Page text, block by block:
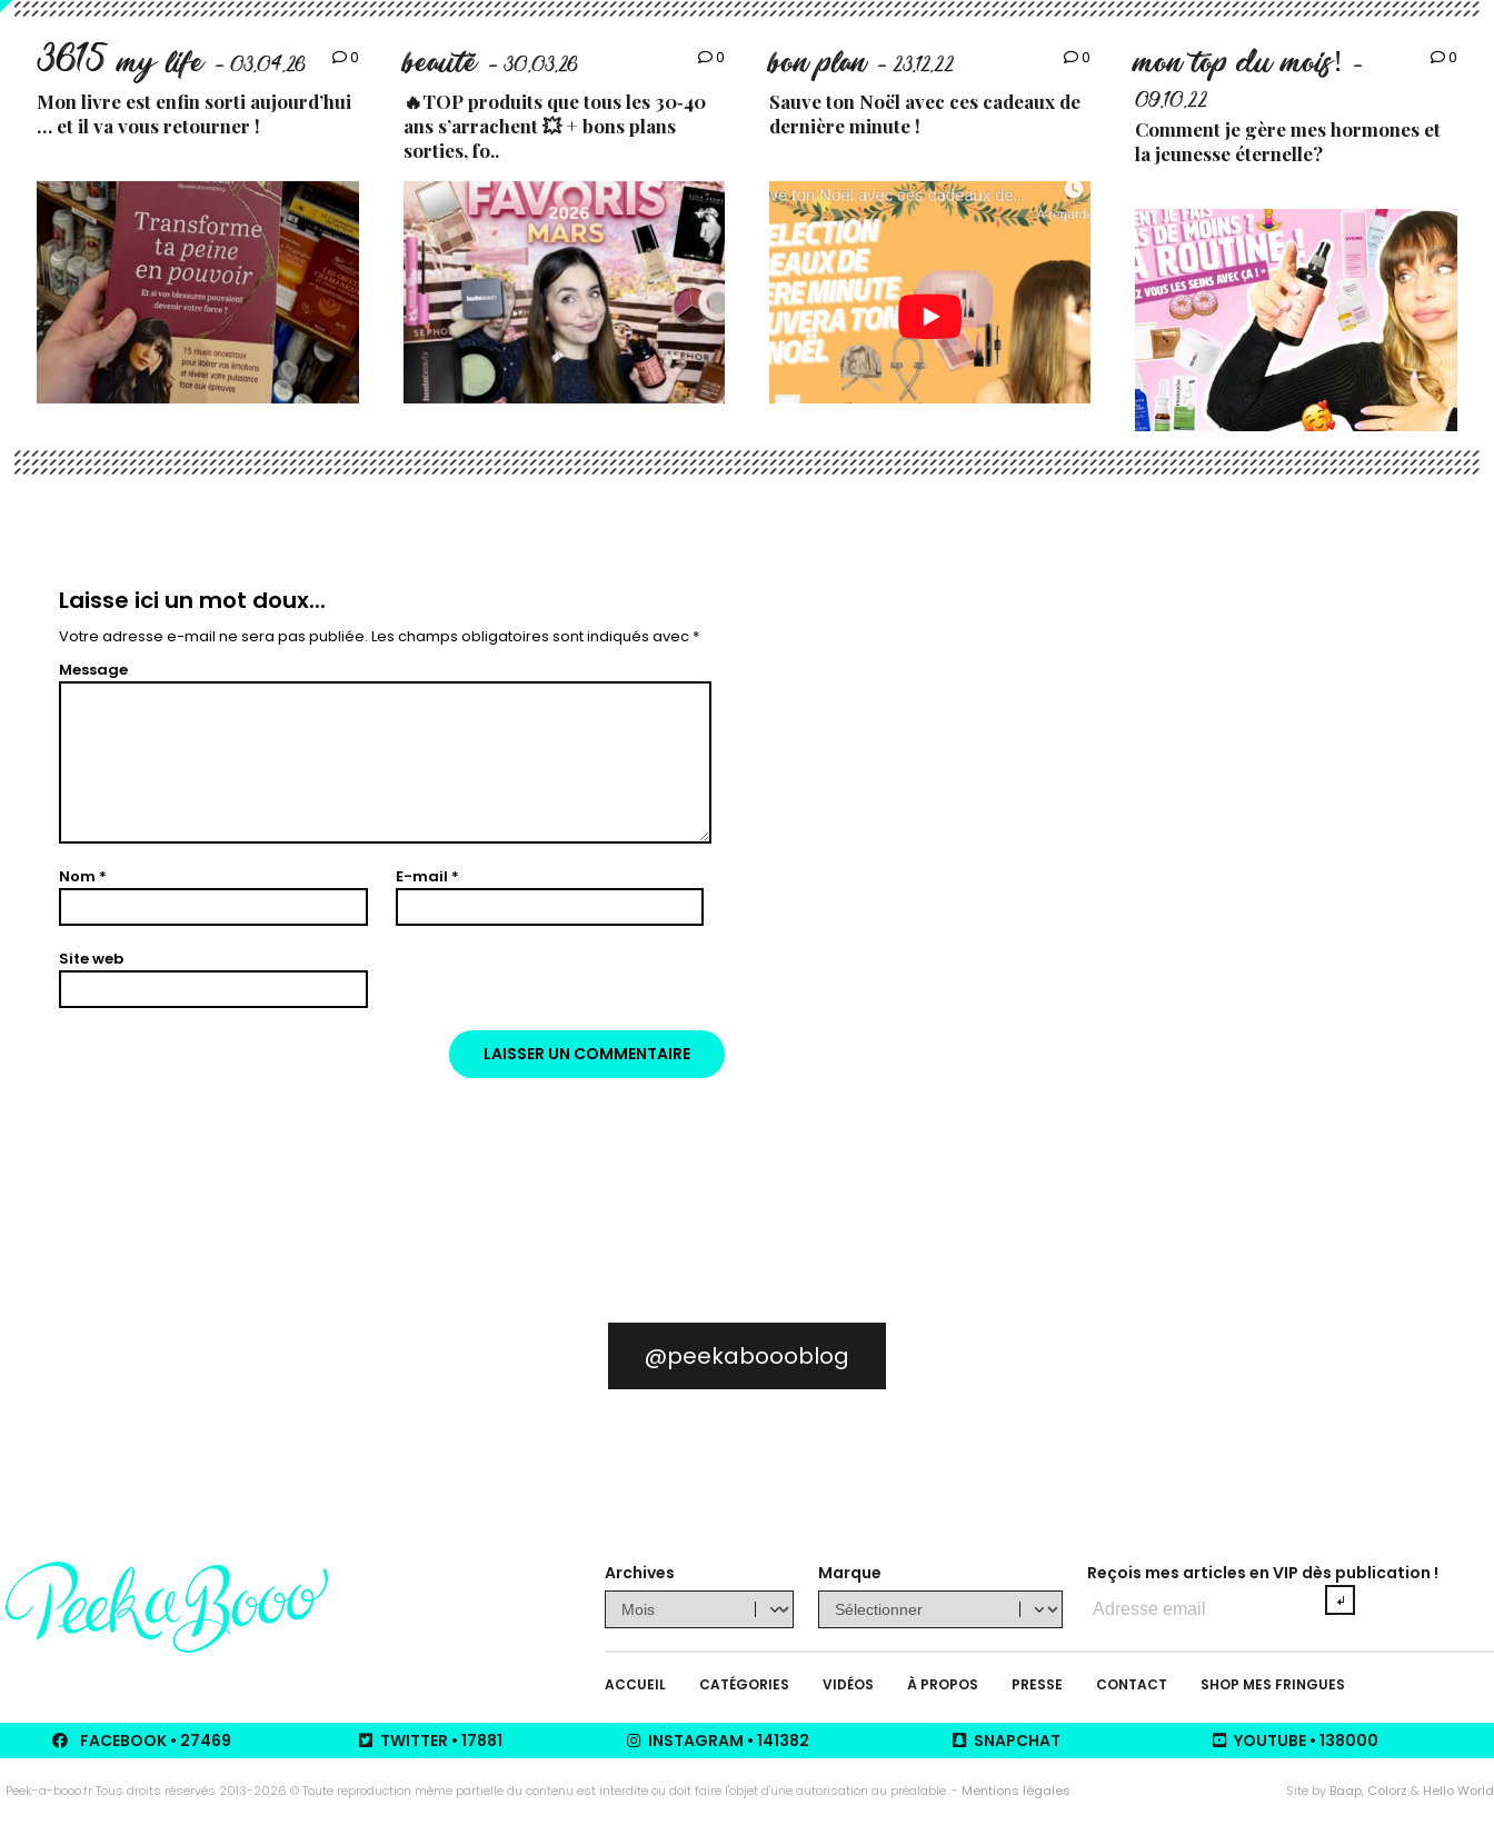
3615 my life - 03.04.26 0
Mon livre est enfin sorti aujourd’hui
… et il va vous retourner !
beauté - 30.03.26 0
🔥TOP produits que tous les 30‑40
ans s’arrachent 💥 + bons plans
sorties, fo..
bon plan - 23.12.22 0
Sauve ton Noël avec ces cadeaux de
dernière minute !
mon top du mois! -
09.10.22
0
Comment je gère mes hormones et
la jeunesse éternelle?
Laisse ici un mot doux...
Votre adresse e-mail ne sera pas publiée. Les champs obligatoires sont indiqués avec *
Message
Nom * E-mail *
Site web
@peekaboooblog
Archives Marque
Reçois mes articles en VIP dès publication !
Adresse
e-
ACCUEIL CATÉGORIES VIDÉOS À PROPOS PRESSE CONTACT SHOP MES FRINGUES
FACEBOOK • 27469 TWITTER • 17881 INSTAGRAM •141382 SNAPCHAT YOUTUBE• 138000
Peek-a-booo.fr Tous droits réservés 2013-2026 © Toute reproduction même partielle du contenu est interdite ou doit faire l'objet d'une autorisation au préalable. - Mentions légales Site by Baap, Colorz & Hello World